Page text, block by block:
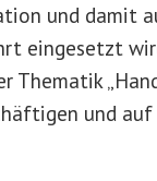
und damit
eingesetzt
Thematik
und